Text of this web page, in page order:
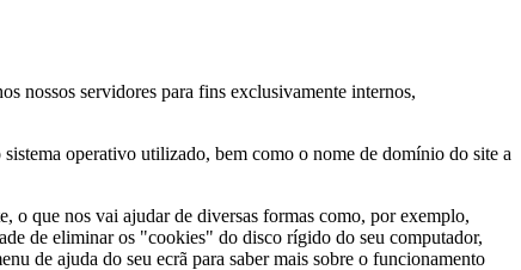
nossos servidores para fins exclusivamente internos,
operativo utilizado, bem como o nome de domínio do site a
o que nos vai ajudar de diversas formas como, por exemplo,
de eliminar os "cookies" do disco rígido do seu computador,
de ajuda do seu ecrã para saber mais sobre o funcionamento